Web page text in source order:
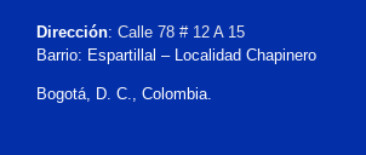
Dirección: Calle 78 # 12 A 15
Barrio: Espartillal – Localidad Chapinero
Bogotá, D. C., Colombia.